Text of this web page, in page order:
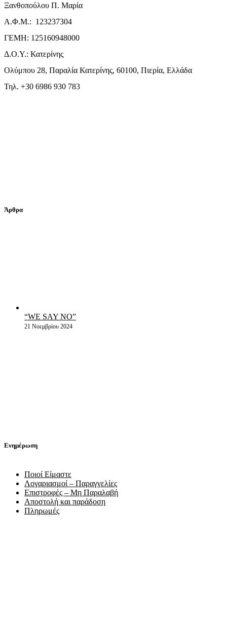
Ξανθοπούλου Π. Μαρία
Α.Φ.Μ.: 123237304
ΓΕΜΗ: 125160948000
Δ.Ο.Υ.: Κατερίνης
Ολύμπου 28, Παραλία Κατερίνης, 60100, Πιερία, Ελλάδα
Τηλ. +30 6986 930 783
Άρθρα
“WE SAY NO”
21 Νοεμβρίου 2024
Ενημέρωση
Ποιοί Είμαστε
Λογαριασμοί – Παραγγελίες
Επιστροφές – Μη Παραλαβή
Αποστολή και παράδοση
Πληρωμές